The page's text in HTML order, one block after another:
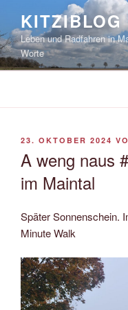
springen
KITZIBLOG
Leben und Radfahren in
Worte
VERÖFFENTLICHT
23. OKTOBER 2024
A weng naus
im Maintal
Später Sonnenschein.
Minute Walk